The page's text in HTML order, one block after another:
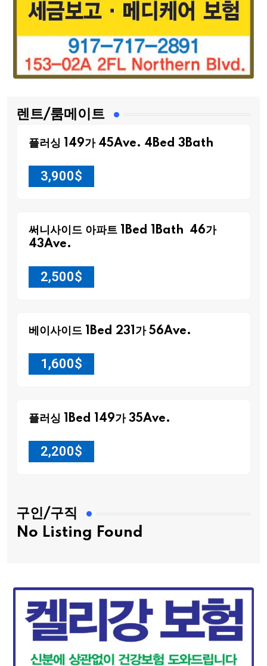
렌트/룸메이트
플러싱 149가 45Ave. 4Bed 3Bath
3,900$
써니사이드 아파트 1Bed 1Bath 46가
43Ave.
2,500$
베이사이드 1Bed 231가 56Ave.
1,600$
플러싱 1Bed 149가 35Ave.
2,200$
구인/구직
No Listing Found